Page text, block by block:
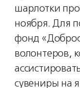
шарлотки
ноября. Для
фонд
волонтеров,
сувениры на